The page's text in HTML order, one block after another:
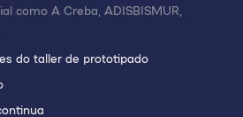
como A Creba, ADISBISMUR,
do taller de prototipado